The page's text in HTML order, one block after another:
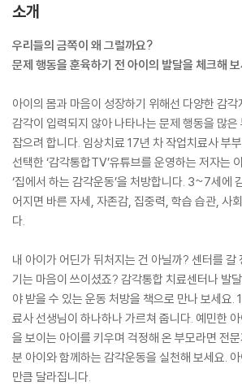
소개
우리들의 금쪽이 왜 그럴까요?
문제 행동을 훈육하기 전 아이의 발달을 체크해
아이의 몸과 마음이 성장하기 위해선 다양한 감
감각이 입력되지 않아 나타나는 문제 행동을 많
잡으려 합니다. 임상치료 17년 차 작업치료사 부
선택한 ‘감각통합TV’유튜브를 운영하는 저자는
‘집에서 하는 감각운동’을 처방합니다. 3~7세에
어지면 바른 자세, 자존감, 집중력, 학습 습관, 사
다.
내 아이가 어딘가 뒤처지는 건 아닐까? 센터를 갈
기는 마음이 쓰이셨죠? 감각통합 치료센터나 발
야 받을 수 있는 운동 처방을 책으로 만나 보세요.
료사 선생님이 하나하나 가르쳐 줍니다. 예민한
을 보이는 아이를 키우며 걱정해 온 부모라면 전
분 아이와 함께하는 감각운동을 실천해 보세요.
만큼 달라집니다.